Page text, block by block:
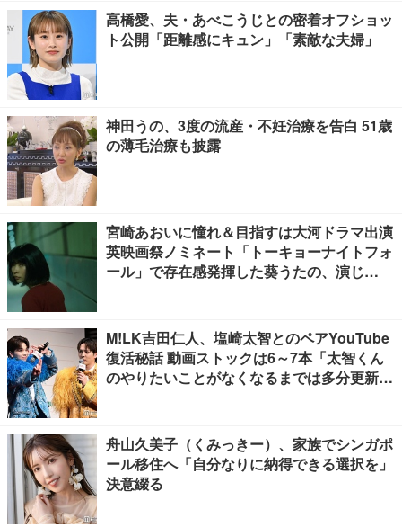
高橋愛、夫・あべこうじとの密着オフショッ
ト公開「距離感にキュン」「素敵な夫婦」
神田うの、3度の流産・不妊治療を告白 51歳
の薄毛治療も披露
宮崎あおいに憧れ＆目指すは大河ドラマ出演
英映画祭ノミネート「トーキョーナイトフォ
ール」で存在感発揮した葵うたの、演じ
M!LK吉田仁人、塩崎太智とのペアYouTube
復活秘話 動画ストックは6～7本「太智くん
のやりたいことがなくなるまでは多分更新が
舟山久美子（くみっきー）、家族でシンガポ
ール移住へ「自分なりに納得できる選択を」
決意綴る